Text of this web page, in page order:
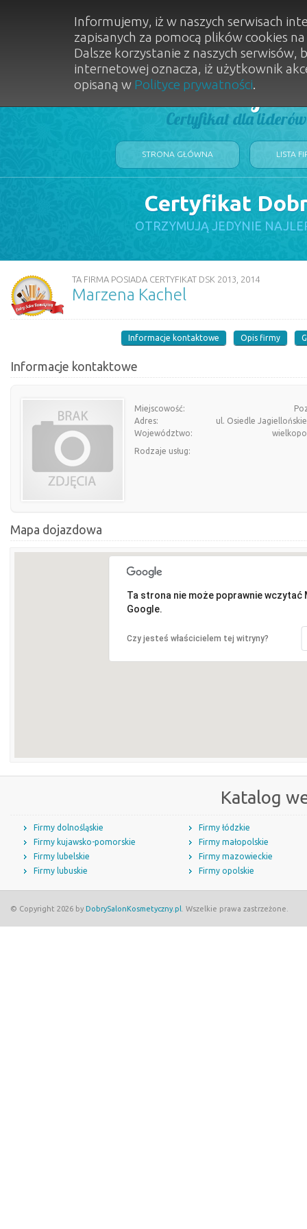
Dobry
Certyfikat dla
STRONA GŁÓWNA LISTA
Certyfikat
OTRZYMUJĄ JEDYNIE
TA FIRMA POSIADA CERTYFIKAT DSK 2013, 2014
Marzena Kachel
Informacje kontaktowe Opis firmy
Informacje kontaktowe
Miejscowość:
Adres:
ul. Osiedle
Województwo:
Rodzaje usług:
Mapa dojazdowa
Ta strona nie może poprawnie wczytać
Google.
Czy jesteś właścicielem tej witryny?
Katalog
Firmy dolnośląskie
Firmy kujawsko-pomorskie
Firmy lubelskie
Firmy lubuskie
Firmy łódzkie
Firmy małopolskie
Firmy mazowieckie
Firmy opolskie
© Copyright 2026 by DobrySalonKosmetyczny.pl . Wszelkie prawa zastrzeżone.
Informujemy, iż w naszych serwisach
zapisanych za pomocą plików cookies
Dalsze korzystanie z naszych
internetowej oznacza, iż użytkownik
opisaną w Polityce prywatności.